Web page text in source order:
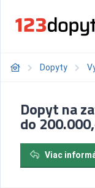
Dopyty
Dopyt na
do
Viac